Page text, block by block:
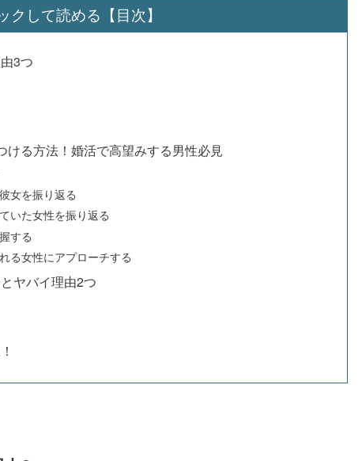
クして読める【目次】
3つ
ける方法！婚活で高望みする男性必見
女を振り返る
いた女性を振り返る
する
る女性にアプローチする
ヤバイ理由2つ